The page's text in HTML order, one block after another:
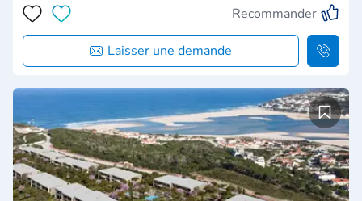
Recommander
Laisser une demande